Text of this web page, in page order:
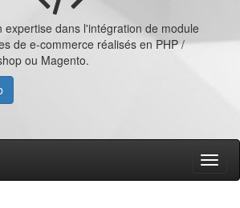
expertise dans l'intégration de module
de e-commerce réalisés en PHP /
ou Magento.
Menu